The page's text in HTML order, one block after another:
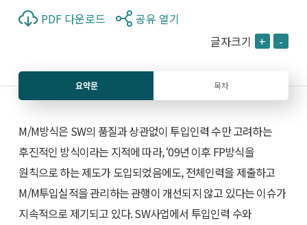
PDF 다운로드
공유 열기
글자크기 + -
요약문 목차
M/M방식은 SW의 품질과 상관없이 투입인력 수만 고려하는
후진적인 방식이라는 지적에 따라, ‘09년 이후 FP방식을
원칙으로 하는 제도가 도입되었음에도, 전체인력을 제출하고
M/M투입실적을 관리하는 관행이 개선되지 않고 있다는 이슈가
지속적으로 제기되고 있다. SW사업에서 투입인력 수와